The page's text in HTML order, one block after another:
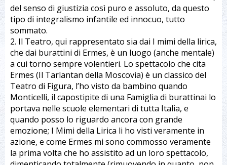
del senso di giustizia così puro e assoluto, da questo
tipo di integralismo infantile ed innocuo, tutto
sommato.
2. Il Teatro, qui rappresentato sia dai I mimi della lirica,
che dai burattini di Ermes, è un luogo (anche mentale)
a cui torno sempre volentieri. Lo spettacolo che cita
Ermes (Il Tarlantan della Moscovia) è un classico del
Teatro di Figura, l’ho visto da bambino quando
Monticelli, il capostipite di una Famiglia di burattinai lo
portava nelle scuole elementari di tutta Italia, e
quando posso lo riguardo ancora con grande
emozione; I Mimi della Lirica li ho visti veramente in
azione, e come Ermes mi sono commosso veramente
la prima volta che ho assistito ad un loro spettacolo,